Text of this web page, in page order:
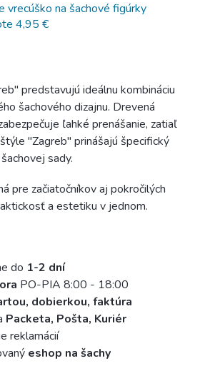
vrecúško na šachové figúrky
4,95 €
predstavujú ideálnu kombináciu
šachového dizajnu. Drevená
ľahké prenášanie, zatiaľ
"Zagreb" prinášajú špecifický
sady.
pre začiatočníkov aj pokročilých
a estetiku v jednom.
do 1-2 dní
PO-PIA 8:00 - 18:00
dobierkou, faktúra
Packeta, Pošta, Kuriér
reklamácií
eshop na šachy